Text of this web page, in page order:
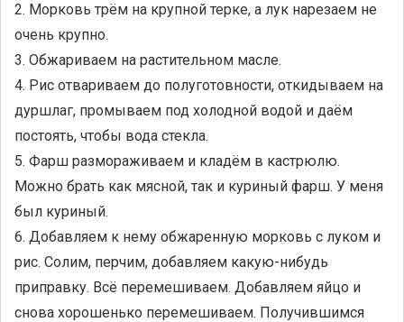
2. Морковь трём на крупной терке, а лук нарезаем не
очень крупно.
3. Обжариваем на растительном масле.
4. Рис отвариваем до полуготовности, откидываем на
дуршлаг, промываем под холодной водой и даём
постоять, чтобы вода стекла.
5. Фарш размораживаем и кладём в кастрюлю.
Можно брать как мясной, так и куриный фарш. У меня
был куриный.
6. Добавляем к нему обжаренную морковь с луком и
рис. Солим, перчим, добавляем какую-нибудь
приправку. Всё перемешиваем. Добавляем яйцо и
снова хорошенько перемешиваем. Получившимся